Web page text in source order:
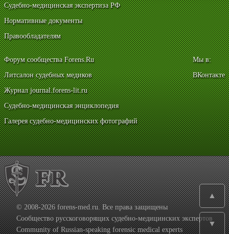
Судебно-медицинская экспертиза РФ
Нормативные документы
Правообладателям
Форум сообщества Forens.Ru
Литсалон судебных медиков
Журнал journal.forens-lit.ru
Судебно-медицинская энциклопедия
Галерея судебно-медицинских фотографий
Мы в:
ВКонтакте
© 2008-2026 forens-med.ru. Все права защищены
Сообщество русскоговорящих судебно-медицинских экспертов
Community of Russian-speaking forensic medical experts
▲
▼